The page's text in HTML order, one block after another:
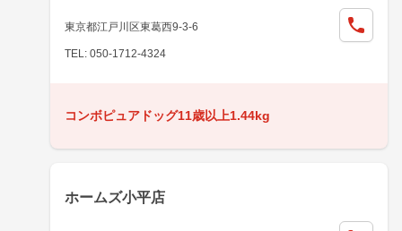
東京都江戸川区東葛西9-3-6
TEL: 050-1712-4324
コンボピュアドッグ11歳以上1.44kg
ホームズ小平店